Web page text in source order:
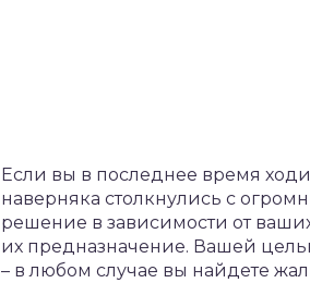
Если вы в последнее время
наверняка столкнулись с
решение в зависимости от
их предназначение. Вашей
– в любом случае вы найдете